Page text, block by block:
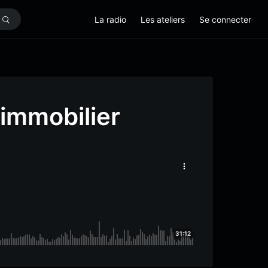
La radio Les ateliers Se connecter
31:12